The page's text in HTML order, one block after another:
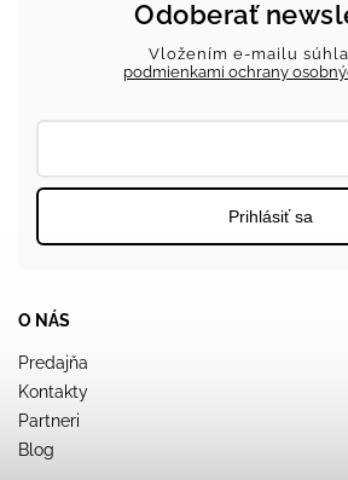
O NÁS
Predajňa
Kontakty
Partneri
Blog
Odoberať
Vložením e-mailu
podmienkami ochrany
Prihlásiť sa